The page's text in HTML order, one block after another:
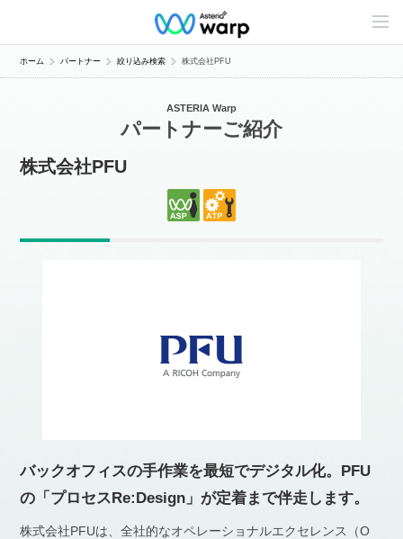
C
n
e
ホーム パートナー 絞り込み検索 株式会社PFU
ASTERIA Warp
パートナーご紹介
株式会社PFU
バックオフィスの手作業を最短でデジタル化。PFU
の「プロセスRe:Design」が定着まで伴走します。
株式会社PFUは、全社的なオペレーショナルエクセレンス（O